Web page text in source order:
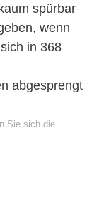
spürbar
wenn
in 368
abgesprengt
Sie sich die